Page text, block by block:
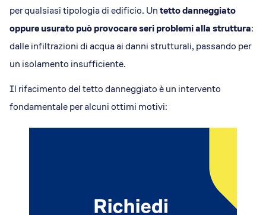
per qualsiasi tipologia di edificio. Untetto danneggiato
oppure usurato può provocare seri problemi alla struttura:
dalle infiltrazioni di acqua ai danni strutturali, passando per
un isolamento insufficiente.
Il rifacimento del tetto danneggiato è un intervento
fondamentale per alcuni ottimi motivi: